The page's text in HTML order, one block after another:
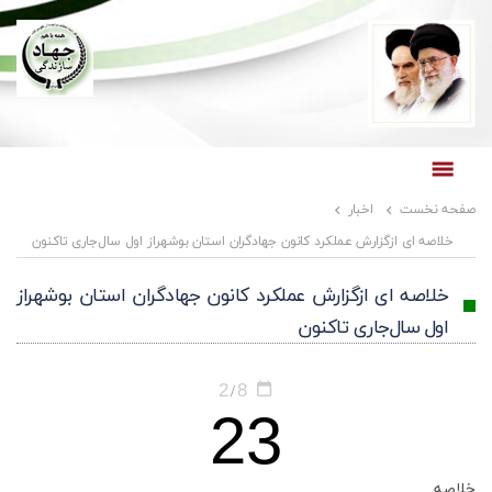
نخست
اخبار
ای ازگزارش عملکرد کانون جهادگران استان بوشهراز اول سال‌جاری تاکنون
خلاصه ای ازگزارش عملکرد کانون جهادگران استان بوشهراز
اول سال‌جاری تاکنون
2/
23